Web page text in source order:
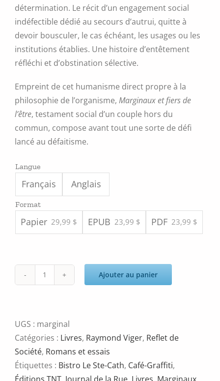
détermination. Le récit d’un engagement social
indéfectible dédié au secours d’autrui, quitte à
devoir bousculer, le cas échéant, les usages ou les
institutions établies. Une histoire d’entêtement
réfléchi et d’obstination sélective.
Empreint de cet humanisme direct propre à la
philosophie de l’organisme, Marginaux et fiers de
l’être, testament social d’un couple hors du
commun, compose avant tout une sorte de défi
lancé au défaitisme.
Langue
Français Anglais
Format
Papier 29,99 $ EPUB 23,99 $ PDF 23,99 $
quantité
et
fiers
de
l'être
Ajouter au panier
UGS : marginal
Catégories : Livres, Raymond Viger, Reflet de
Société, Romans et essais
Étiquettes : Bistro Le Ste-Cath, Café-Graffiti,
Éditions TNT Journal de la Rue Livres Marginaux